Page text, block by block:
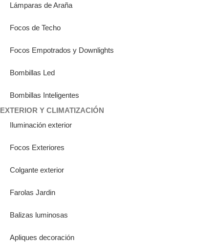
Lámparas de Araña
Focos de Techo
Focos Empotrados y Downlights
Bombillas Led
Bombillas Inteligentes
EXTERIOR Y CLIMATIZACIÓN
Iluminación exterior
Focos Exteriores
Colgante exterior
Farolas Jardin
Balizas luminosas
Apliques decoración